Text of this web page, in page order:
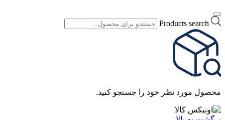
Products search
محصول مورد نظر خود را جستجو کنید.